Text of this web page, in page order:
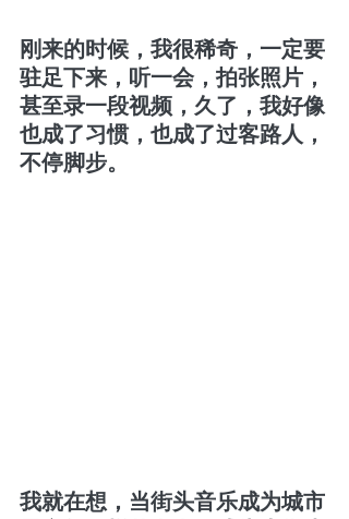
刚来的时候，我很稀奇，一定要
驻足下来，听一会，拍张照片，
甚至录一段视频，久了，我好像
也成了习惯，也成了过客路人，
不停脚步。
我就在想，当街头音乐成为城市